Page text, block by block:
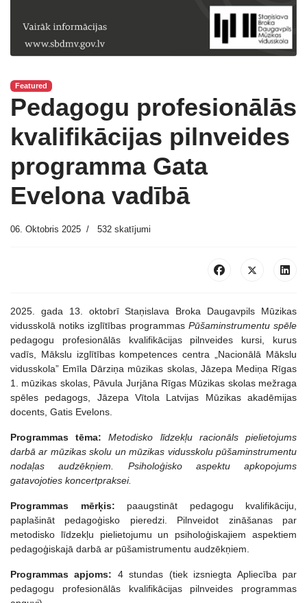
Featured
Pedagogu profesionālās
kvalifikācijas pilnveides
programma Gata
Evelona vadībā
06. Oktobris 2025 532 skatījumi
2025. gada 13. oktobrī Staņislava Broka Daugavpils Mūzikas
vidusskolā notiks izglītības programmas Pūšaminstrumentu spēle
pedagogu profesionālās kvalifikācijas pilnveides kursi, kurus
vadīs, Mākslu izglītības kompetences centra „Nacionālā Mākslu
vidusskola” Emīla Dārziņa mūzikas skolas, Jāzepa Mediņa Rīgas
1. mūzikas skolas, Pāvula Jurjāna Rīgas Mūzikas skolas mežraga
spēles pedagogs, Jāzepa Vītola Latvijas Mūzikas akadēmijas
docents, Gatis Evelons.
Programmas tēma: Metodisko līdzekļu racionāls pielietojums
darbā ar mūzikas skolu un mūzikas vidusskolu pūšaminstrumentu
nodaļas audzēkņiem. Psiholoģisko aspektu apkopojums
gatavojoties koncertpraksei.
Programmas mērķis: paaugstināt pedagogu kvalifikāciju,
paplašināt pedagoģisko pieredzi. Pilnveidot zināšanas par
metodisko līdzekļu pielietojumu un psiholoģiskajiem aspektiem
pedagoģiskajā darbā ar pūšamistrumentu audzēkņiem.
Programmas apjoms: 4 stundas (tiek izsniegta Apliecība par
pedagogu profesionālās kvalifikācijas pilnveides programmas